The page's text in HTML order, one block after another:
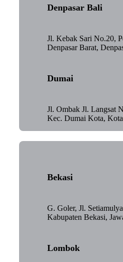
Denpasar Bali
Jl. Kebak Sari No.20,
Denpasar Barat,
Dumai
Jl. Ombak Jl. Langsat
Kec. Dumai Kota,
Bekasi
G. Goler, Jl.
Kabupaten Bekasi,
Lombok